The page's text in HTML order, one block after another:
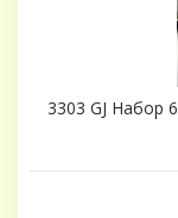
3303 GJ Набор